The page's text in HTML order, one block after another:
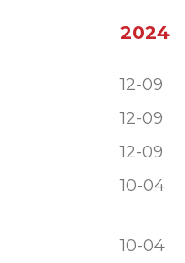
2024
12-09
12-09
12-09
10-04
10-04